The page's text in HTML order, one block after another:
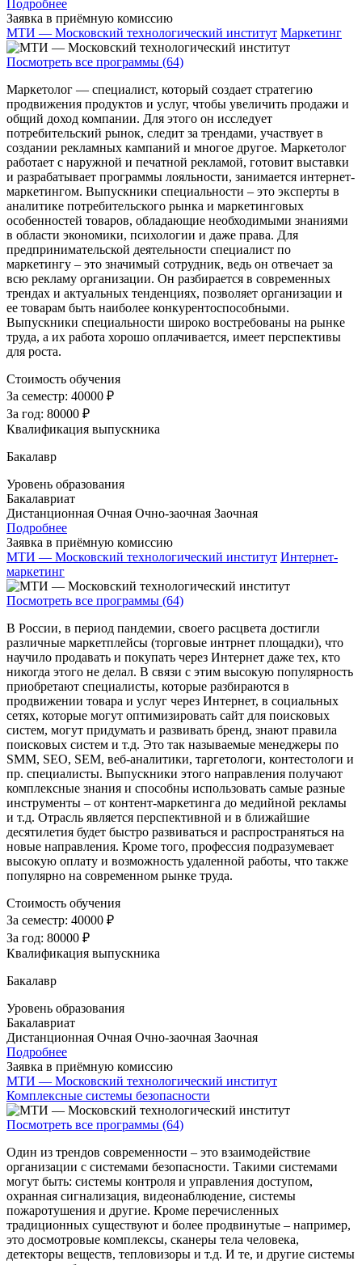
Подробнее
Заявка в приёмную комиссию
МТИ — Московский технологический институт Маркетинг
Посмотреть все программы (64)
Маркетолог — специалист, который создает стратегию
продвижения продуктов и услуг, чтобы увеличить продажи и
общий доход компании. Для этого он исследует
потребительский рынок, следит за трендами, участвует в
создании рекламных кампаний и многое другое. Маркетолог
работает с наружной и печатной рекламой, готовит выставки
и разрабатывает программы лояльности, занимается интернет-
маркетингом. Выпускники специальности – это эксперты в
аналитике потребительского рынка и маркетинговых
особенностей товаров, обладающие необходимыми знаниями
в области экономики, психологии и даже права. Для
предпринимательской деятельности специалист по
маркетингу – это значимый сотрудник, ведь он отвечает за
всю рекламу организации. Он разбирается в современных
трендах и актуальных тенденциях, позволяет организации и
ее товарам быть наиболее конкурентоспособными.
Выпускники специальности широко востребованы на рынке
труда, а их работа хорошо оплачивается, имеет перспективы
для роста.
Стоимость обучения
За семестр: 40000 ₽
За год: 80000 ₽
Квалификация выпускника
Бакалавр
Уровень образования
Бакалавриат
Дистанционная Очная Очно-заочная Заочная
Подробнее
Заявка в приёмную комиссию
МТИ — Московский технологический институт Интернет-
маркетинг
Посмотреть все программы (64)
В России, в период пандемии, своего расцвета достигли
различные маркетплейсы (торговые интрнет площадки), что
научило продавать и покупать через Интернет даже тех, кто
никогда этого не делал. В связи с этим высокую популярность
приобретают специалисты, которые разбираются в
продвижении товара и услуг через Интернет, в социальных
сетях, которые могут оптимизировать сайт для поисковых
систем, могут придумать и развивать бренд, знают правила
поисковых систем и т.д. Это так называемые менеджеры по
SMM, SEO, SEM, веб-аналитики, таргетологи, контестологи и
пр. специалисты. Выпускники этого направления получают
комплексные знания и способны использовать самые разные
инструменты – от контент-маркетинга до медийной рекламы
и т.д. Отрасль является перспективной и в ближайшие
десятилетия будет быстро развиваться и распространяться на
новые направления. Кроме того, профессия подразумевает
высокую оплату и возможность удаленной работы, что также
популярно на современном рынке труда.
Стоимость обучения
За семестр: 40000 ₽
За год: 80000 ₽
Квалификация выпускника
Бакалавр
Уровень образования
Бакалавриат
Дистанционная Очная Очно-заочная Заочная
Подробнее
Заявка в приёмную комиссию
МТИ — Московский технологический институт
Комплексные системы безопасности
Посмотреть все программы (64)
Один из трендов современности – это взаимодействие
организации с системами безопасности. Такими системами
могут быть: системы контроля и управления доступом,
охранная сигнализация, видеонаблюдение, системы
пожаротушения и другие. Кроме перечисленных
традиционных существуют и более продвинутые – например,
это досмотровые комплексы, сканеры тела человека,
детекторы веществ, тепловизоры и т.д. И те, и другие системы